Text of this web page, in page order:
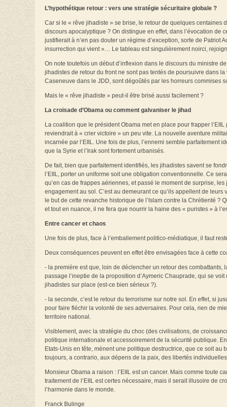
L’hypothétique retour : vers une stratégie sécuritaire globale ?
Car si le « rêve jihadiste » se brise, le retour de quelques centaines
discours apocalyptique ? On distingue en effet, dans l’évocation
justifierait à n’en pas douter un régime d’exception, sorte de
insurrection qui vient »… Le tableau est singulièrement noirci,
On note toutefois un début d’inflexion dans le discours du ministre
jihadistes de retour du front ne sont pas tentés de poursuivre dans
Caseneuve dans le JDD, sont dégoûtés par les horreurs commises
Mais le « rêve jihadiste » peut-il être brisé aussi facilement ?
La croisade d’Obama ou comment galvaniser le jihad
La coalition que le président Obama met en place pour frapper
reviendrait à « crier victoire » un peu vite. La nouvelle aventure
incarnée par l’EIIL. Une fois de plus, l’ennemi semble parfaitement
que la Syrie et l’Irak sont fortement urbanisés.
De fait, bien que parfaitement identifiés, les jihadistes savent se
l’EIIL, porter un uniforme soit une obligation conventionnelle. Ce
qu’en cas de frappes aériennes, et passé le moment de surprise,
engagement au sol. C’est au demeurant ce qu’ils appellent de
le but de cette revanche historique de l’Islam contre la Chrétienté
et tout en nuance, il ne fera que nourrir la haine des « puristes » à
Entre cancer et chaos
Une fois de plus, face à l’emballement politico-médiatique, il faut
Deux conséquences peuvent en effet être envisagées face à cette
- la première est que, loin de déclencher un retour des
passage l’ineptie de la proposition d’Aymeric Chauprade, qui se
jihadistes sur place (est-ce bien sérieux ?).
- la seconde, c’est le retour du terrorisme sur notre sol. En effet, si
pour faire fléchir la volonté de ses adversaires. Pour cela, rien de
territoire national.
Visiblement, avec la stratégie du choc (des civilisations, de
politique internationale et accessoirement de la sécurité publique.
Etats-Unis en tête, mènent une politique destructrice, que ce soit
toujours, a contrario, aux dépens de la paix, des libertés
Monsieur Obama a raison : l’EIIL est un cancer. Mais comme toute
traitement de l’EIIL est certes nécessaire, mais il serait illusoire de
l’harmonie dans le monde.
Franck Bulinge